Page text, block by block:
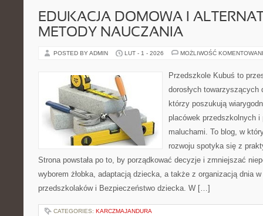
EDUKACJA DOMOWA I
METODY NAUCZANIA
POSTED BY ADMIN LUT - 1 - 2026 MOŻLIWOŚĆ
Przedszkole Kubuś to
dorosłych
którzy poszukują
placówek przedszkolnych i
maluchami. To blog, w
rozwoju spotyka się z
Strona powstała po to, by porządkować decyzje i zmniejszać
wyborem żłobka, adaptacją dziecka, a także z organizacją dnia
przedszkolaków i Bezpieczeństwo dziecka. W […]
CATEGORIES: KARCZMAJANDURA